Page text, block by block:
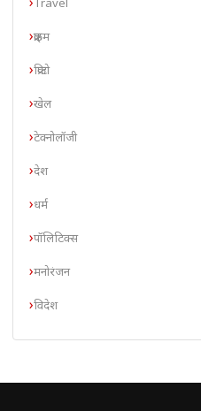
Travel
क्राइम
क्रिप्टो
खेल
टेक्नोलॉजी
देश
धर्म
पॉलिटिक्स
मनोरंजन
विदेश